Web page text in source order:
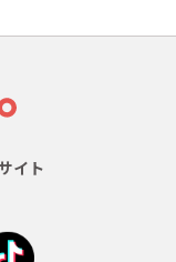
イト